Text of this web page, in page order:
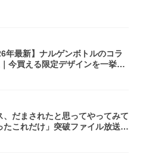
年最新】ナルゲンボトルのコラ
今買える限定デザインを一挙紹
、だまされたと思ってやってみて
たこれだけ」突破ファイル放送で